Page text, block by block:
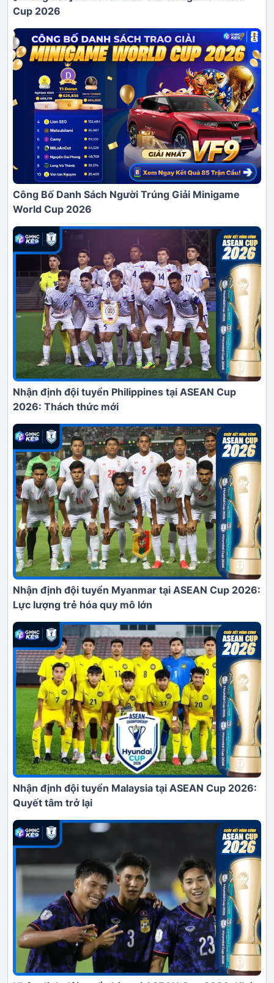
Cup 2026
Công Bố Danh Sách Người Trúng Giải Minigame
World Cup 2026
Nhận định đội tuyển Philippines tại ASEAN Cup
2026: Thách thức mới
Nhận định đội tuyển Myanmar tại ASEAN Cup 2026:
Lực lượng trẻ hóa quy mô lớn
Nhận định đội tuyển Malaysia tại ASEAN Cup 2026:
Quyết tâm trở lại